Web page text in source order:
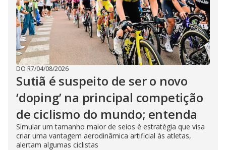
DO R7/04/08/2026
Sutiã é suspeito de ser o novo
‘doping’ na principal competição
de ciclismo do mundo; entenda
Simular um tamanho maior de seios é estratégia que visa
criar uma vantagem aerodinâmica artificial às atletas,
alertam algumas ciclistas